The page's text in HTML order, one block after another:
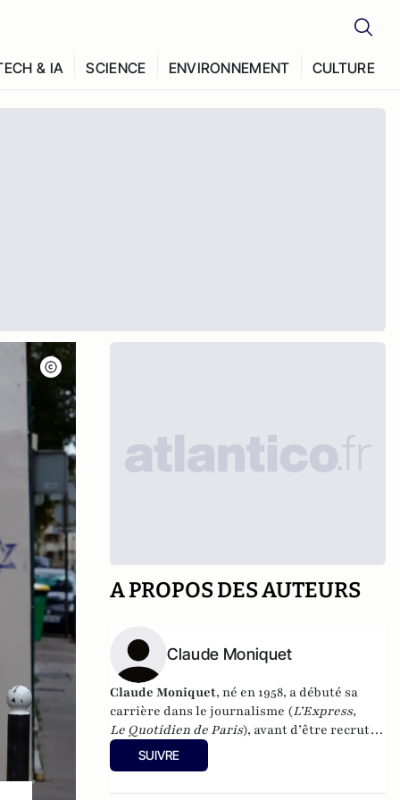
& IA SCIENCE ENVIRONNEMENT CULTURE
A PROPOS DES AUTEURS
Claude Moniquet
Claude Moniquet, né en 1958, a débuté sa
carrière dans le journalisme (L’Express,
Le Quotidien de Paris), avant d’être recruté
par la Dgse pour devenir "agent de terrain"
clandestin. Il exerce ainsi sous cette
SUIVRE